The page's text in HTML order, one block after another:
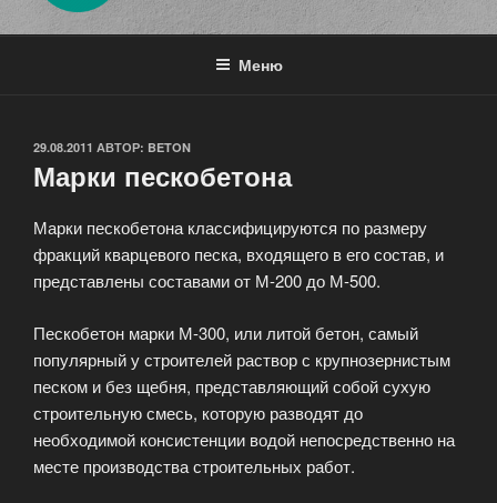
Меню
ОПУБЛИКОВАНО
29.08.2011 АВТОР: BETON
Марки пескобетона
Марки пескобетона классифицируются по размеру
фракций кварцевого песка, входящего в его состав, и
представлены составами от М-200 до М-500.
Пескобетон марки М-300, или литой бетон, самый
популярный у строителей раствор с крупнозернистым
песком и без щебня, представляющий собой сухую
строительную смесь, которую разводят до
необходимой консистенции водой непосредственно на
месте производства строительных работ.